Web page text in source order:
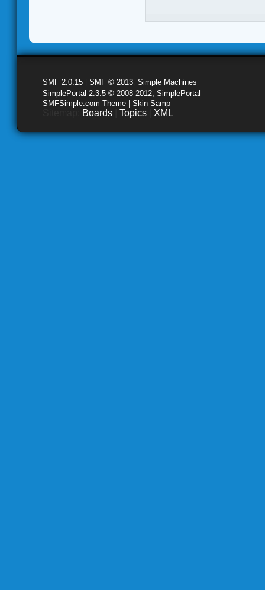
SMF 2.0.15 SMF © 2013 Simple Machines
SimplePortal 2.3.5 © 2008-2012, SimplePortal
SMFSimple.com Theme | Skin Samp
Boards Topics XML